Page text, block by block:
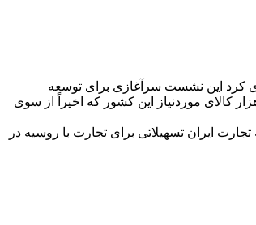
کرد این نشست سرآغازی برای توسعه
با مرکز تجاری ایران در مسکو باشد و اظهار داشت: اطلاعات موردنیاز تجار از بازار روسیه طی تحقیقات میدانی احصاء شده و آمادگی داریم فهرست 3 هزار کالای موردنیاز این کشور که اخیراً از سوی
ایران تسهیلاتی برای تجارت با روسیه در